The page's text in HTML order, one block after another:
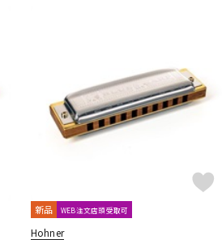
新品 WEB注文店頭受取可
Hohner